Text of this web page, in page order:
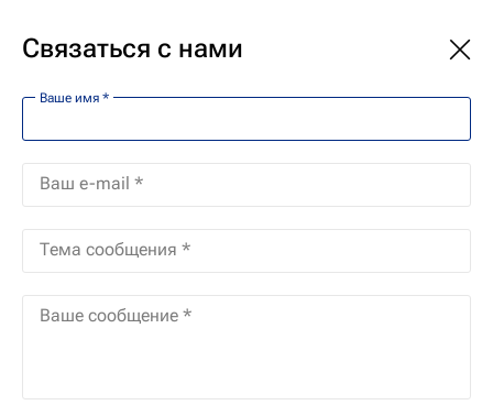
Политика конфиденциальности
Федеральное государственное унитарное
предприятие "Международное информационное
агентство "Россия сегодня" (далее – Агентство,
мы, наш, наши), зарегистрированное по адресу:
119021, Россия, город Москва, Зубовский
Связаться с нами
Ваше имя *
Ваш e-mail *
Тема сообщения *
Ваше сообщение *